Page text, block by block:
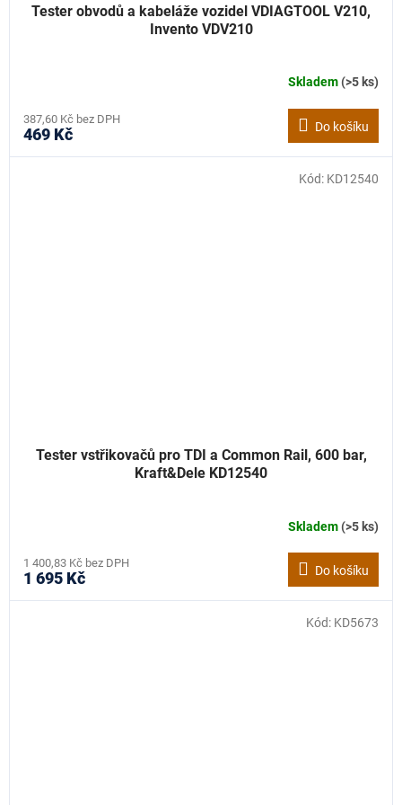
Tester obvodů a kabeláže vozidel VDIAGTOOL V210,
Invento VDV210
Skladem(>5 ks)
387,60 Kč bez DPH
469 Kč Do košíku
Tester vstřikovačů pro TDI a Common Rail, 600 bar,
Kraft&Dele KD12540
Skladem(>5 ks)
1 400,83 Kč bez DPH
1 695 Kč Do košíku
Kód: KD12540
Kód: KD5673